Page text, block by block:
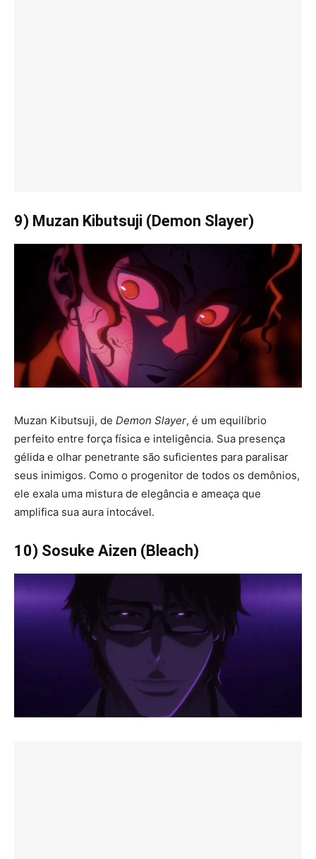
9) Muzan Kibutsuji (Demon Slayer)
Muzan Kibutsuji, de Demon Slayer, é um equilíbrio
perfeito entre força física e inteligência. Sua presença
gélida e olhar penetrante são suficientes para paralisar
seus inimigos. Como o progenitor de todos os demônios,
ele exala uma mistura de elegância e ameaça que
amplifica sua aura intocável.
10) Sosuke Aizen (Bleach)